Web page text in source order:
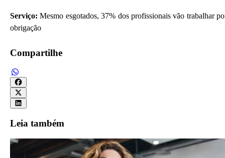
Serviço: Mesmo esgotados, 37% dos profissionais vão trabalhar
obrigação
Compartilhe
Leia também